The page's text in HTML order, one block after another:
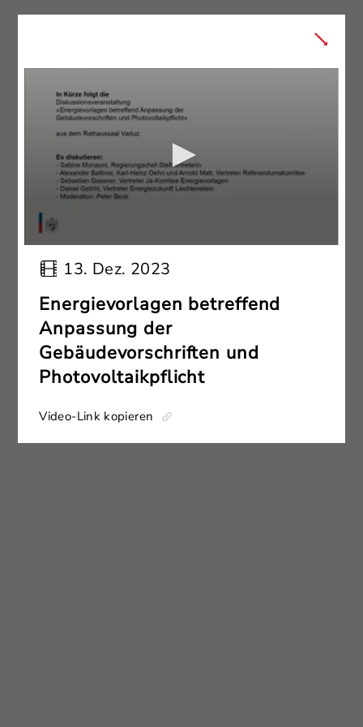
13. Dez. 2023
Energievorlagen betreffend
Anpassung der
Gebäudevorschriften und
Photovoltaikpflicht
Video-Link kopieren